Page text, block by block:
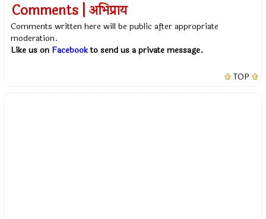
Comments | अभिप्राय
Comments written here will be public after appropriate
moderation.
Like us on Facebookto send us a private message.
TOP